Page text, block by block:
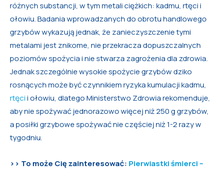
różnych substancji, w tym metali ciężkich: kadmu, rtęci i
ołowiu. Badania wprowadzanych do obrotu handlowego
grzybów wykazują jednak, że zanieczyszczenie tymi
metalami jest znikome, nie przekracza dopuszczalnych
poziomów spożycia i nie stwarza zagrożenia dla zdrowia.
Jednak szczególnie wysokie spożycie grzybów dziko
rosnących może być czynnikiem ryzyka kumulacji kadmu,
rtęcii ołowiu, dlatego Ministerstwo Zdrowia rekomenduje,
aby nie spożywać jednorazowo więcej niż 250 g grzybów,
a posiłki grzybowe spożywać nie częściej niż 1-2 razy w
tygodniu.
>> To może Cię zainteresować: Pierwiastki śmierci –